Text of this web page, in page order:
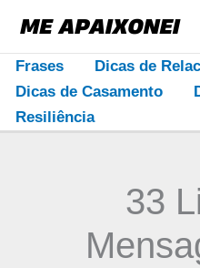
para
conteúdo
Frases
Dicas de
Dicas de Casamento
Resiliência
33